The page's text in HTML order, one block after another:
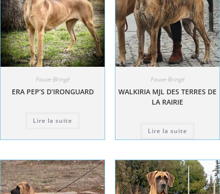
Fauve-Bringé
ERA PEP’S D’IRONGUARD
Lire la suite
Fauve-Bringé
WALKIRIA MJL DES TERRES DE
LA RAIRIE
Lire la suite